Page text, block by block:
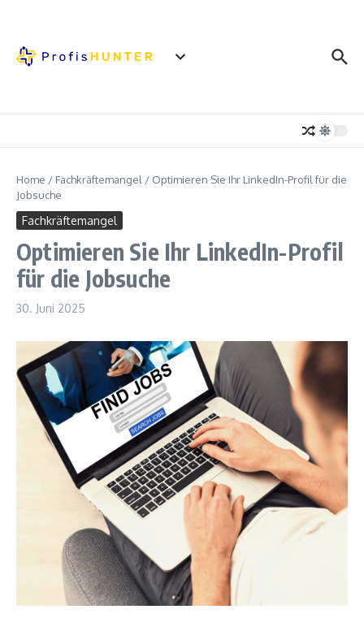
Home / Fachkräftemangel / Optimieren Sie Ihr LinkedIn-Profil für die
Jobsuche
Fachkräftemangel
Optimieren Sie Ihr LinkedIn-Profil
für die Jobsuche
30. Juni 2025